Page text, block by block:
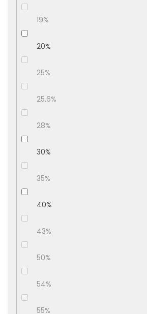
19%
20%
25%
25,6%
28%
30%
35%
40%
43%
50%
54%
55%